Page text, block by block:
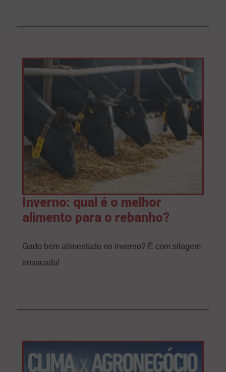
Inverno: qual é o melhor
alimento para o rebanho?
Gado bem alimentado no inverno? É com silagem
ensacada!